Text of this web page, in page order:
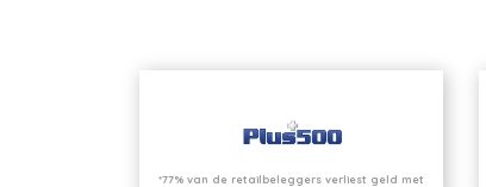
*77% van de retailbeleggers verliest geld met